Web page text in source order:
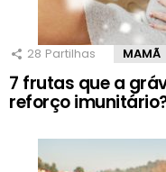
28 Partilhas MAMÃ
7 frutas que a
reforço